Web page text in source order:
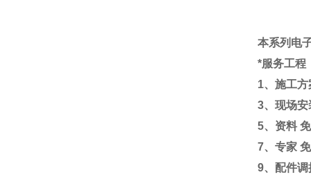
本系列电
*服务工程
1、施工
3、现场
5、资料
7、专家
9、配件